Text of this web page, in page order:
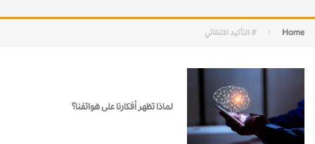
Home # التأكيد الانتقائي
لماذا تظهر أفكارنا على هواتفنا؟